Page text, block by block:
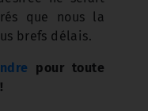
que nous la
brefs délais.
pour toute